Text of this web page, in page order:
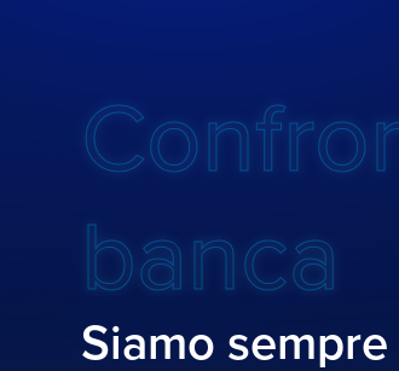
banca
Siamo